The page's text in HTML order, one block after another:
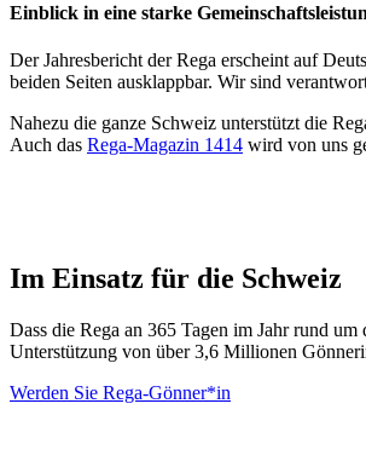
Einblick in eine starke
Der Jahresbericht der Rega erscheint auf
beiden Seiten ausklappbar. Wir sind
Nahezu die ganze Schweiz unterstützt die
Auch das Rega-Magazin 1414 wird von uns
Im Einsatz für die Schweiz
Dass die Rega an 365 Tagen im Jahr rund
Unterstützung von über 3,6 Millionen
Werden Sie Rega-Gönner*in